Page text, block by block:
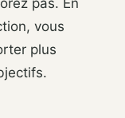
vous
plus